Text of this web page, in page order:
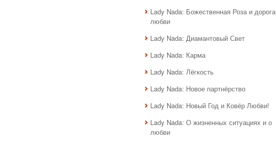
Lady Nada: Божественная Роза и дорога
любви
Lady Nada: Диамантовый Свет
Lady Nada: Карма
Lady Nada: Лёгкость
Lady Nada: Новое партнёрство
Lady Nada: Новый Год и Ковёр Любви!
Lady Nada: О жизненных ситуациях и о
любви